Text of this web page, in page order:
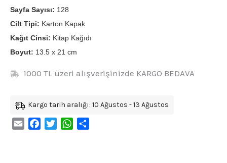
Sayfa Sayısı: 128
Cilt Tipi: Karton Kapak
Kağıt Cinsi: Kitap Kağıdı
Boyut: 13.5 x 21 cm
1000 TL üzeri alışverişinizde KARGO BEDAVA
Kargo tarih aralığı: 10 Ağustos - 13 Ağustos
Email FacebookTwitterWhatsApp